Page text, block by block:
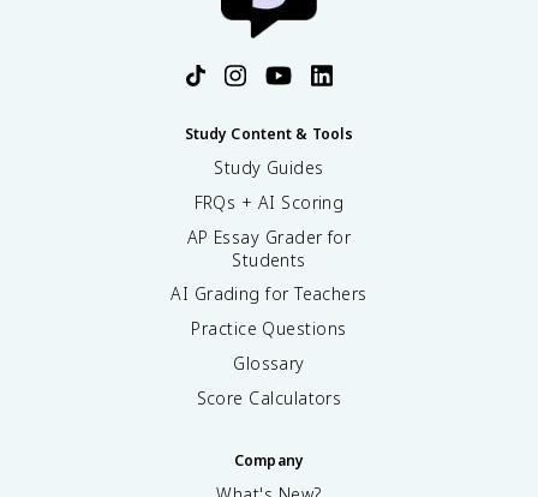
Study Content & Tools
Study Guides
FRQs + AI Scoring
AP Essay Grader for
Students
AI Grading for Teachers
Practice Questions
Glossary
Score Calculators
Company